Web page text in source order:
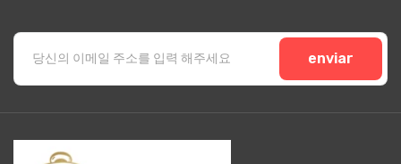
enviar